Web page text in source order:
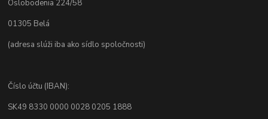
Oslobodenia 224/58
01305 Belá
(adresa slúži iba ako sídlo spoločnosti)
Číslo účtu (IBAN):
SK49 8330 0000 0028 0205 1888